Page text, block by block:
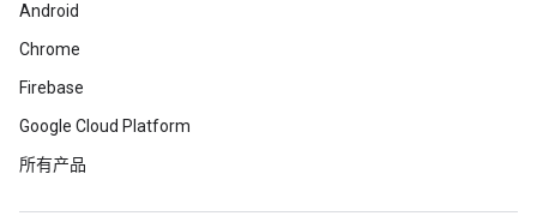
Android
Chrome
Firebase
Google Cloud Platform
所有产品